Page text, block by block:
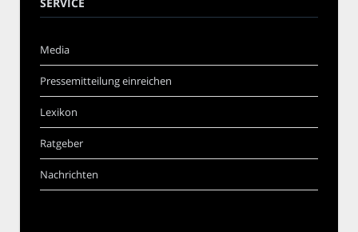
SERVICE
Media
Pressemitteilung einreichen
Lexikon
Ratgeber
Nachrichten